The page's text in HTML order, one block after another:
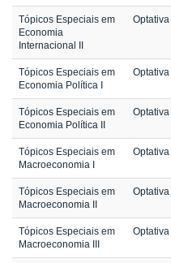
Tópicos Especiais em
Economia
Internacional II
Optativa
Tópicos Especiais em
Economia Política I
Optativa
Tópicos Especiais em
Economia Política II
Optativa
Tópicos Especiais em
Macroeconomia I
Optativa
Tópicos Especiais em
Macroeconomia II
Optativa
Tópicos Especiais em
Macroeconomia III
Optativa